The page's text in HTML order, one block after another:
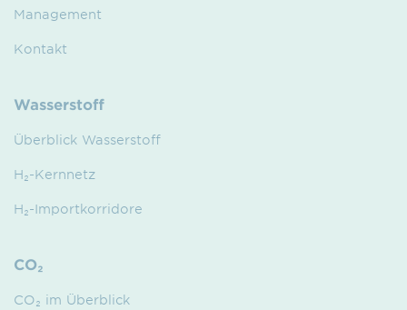
Management
Kontakt
Wasserstoff
Überblick Wasserstoff
H₂-Kernnetz
H₂-Importkorridore
CO₂
CO₂ im Überblick